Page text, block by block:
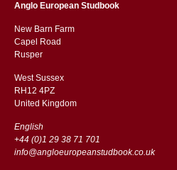
Anglo European Studbook
New Barn Farm
Capel Road
​​Rusper
West Sussex
RH12 4PZ
​​United Kingdom
English
+44 (0)1 29 38 71 701
info@angloeuropeanstudbook.co.uk